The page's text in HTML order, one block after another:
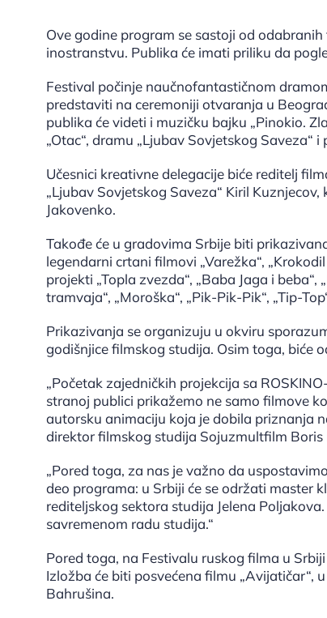
Ove godine program se sastoji od
inostranstvu. Publika će imati priliku da
Festival počinje naučnofantastičnom
predstaviti na ceremoniji otvaranja u
publika će videti i muzičku bajku „Pinokio.
„Otac“, dramu „Ljubav Sovjetskog Saveza“ i
Učesnici kreativne delegacije biće reditelj
„Ljubav Sovjetskog Saveza“ Kiril
Jakovenko.
Takođe će u gradovima Srbije biti
legendarni crtani filmovi „Varežka“,
projekti „Topla zvezda“, „Baba Jaga i beba“,
tramvaja“, „Moroška“, „Pik-Pik-Pik“, „Tip-
Prikazivanja se organizuju u okviru
godišnjice filmskog studija. Osim toga, biće
„Početak zajedničkih projekcija sa
stranoj publici prikažemo ne samo filmove
autorsku animaciju koja je dobila priznanja
direktor filmskog studija Sojuzmultfilm Boris
„Pored toga, za nas je važno da
deo programa: u Srbiji će se održati master
rediteljskog sektora studija Jelena
savremenom radu studija.“
Pored toga, na Festivalu ruskog filma u
Izložba će biti posvećena filmu „Avijatičar“,
Bahrušina.